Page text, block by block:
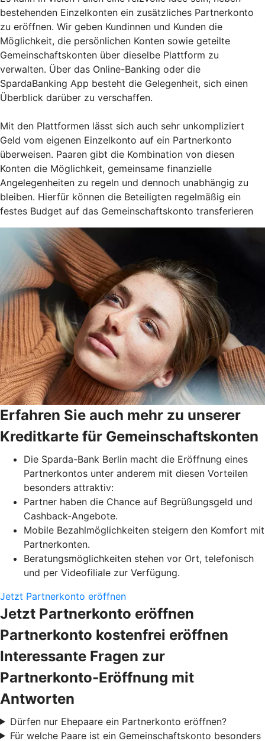
bestehenden Einzelkonten ein zusätzliches Partnerkonto
zu eröffnen. Wir geben Kundinnen und Kunden die
Möglichkeit, die persönlichen Konten sowie geteilte
Gemeinschaftskonten über dieselbe Plattform zu
verwalten. Über das Online-Banking oder die
SpardaBanking App besteht die Gelegenheit, sich einen
Überblick darüber zu verschaffen.
Mit den Plattformen lässt sich auch sehr unkompliziert
Geld vom eigenen Einzelkonto auf ein Partnerkonto
überweisen. Paaren gibt die Kombination von diesen
Konten die Möglichkeit, gemeinsame finanzielle
Angelegenheiten zu regeln und dennoch unabhängig zu
bleiben. Hierfür können die Beteiligten regelmäßig ein
festes Budget auf das Gemeinschaftskonto transferieren
Erfahren Sie auch mehr zu unserer
Kreditkarte für Gemeinschaftskonten
Die Sparda-Bank Berlin macht die Eröffnung eines
Partnerkontos unter anderem mit diesen Vorteilen
besonders attraktiv:
Partner haben die Chance auf Begrüßungsgeld und
Cashback-Angebote.
Mobile Bezahlmöglichkeiten steigern den Komfort mit
Partnerkonten.
Beratungsmöglichkeiten stehen vor Ort, telefonisch
und per Videofiliale zur Verfügung.
Jetzt Partnerkonto eröffnen
Jetzt Partnerkonto eröffnen
Partnerkonto kostenfrei eröffnen
Interessante Fragen zur
Partnerkonto-Eröffnung mit
Antworten
Dürfen nur Ehepaare ein Partnerkonto eröffnen?
Für welche Paare ist ein Gemeinschaftskonto besonders